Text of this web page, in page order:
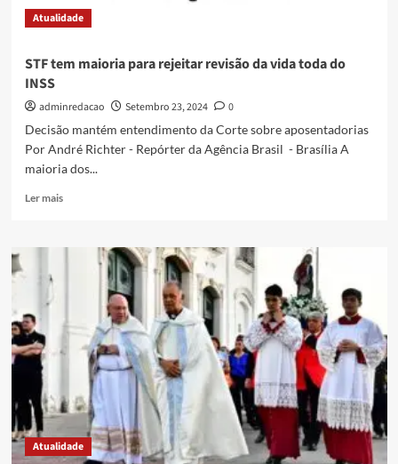
Atualidade
STF tem maioria para rejeitar revisão da vida toda do
INSS
adminredacao Setembro 23, 2024
0
Decisão mantém entendimento da Corte sobre aposentadorias
Por André Richter - Repórter da Agência Brasil - Brasília A
maioria dos...
Ler mais
Atualidade